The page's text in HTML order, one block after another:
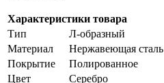
Характеристики товара
Тип
Л-образный
Материал
Нержавеющая сталь
Покрытие
Полированное
Цвет
Серебро